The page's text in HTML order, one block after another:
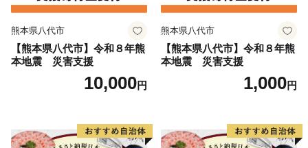
熊本県八代市
【熊本県八代市】令和８年熊
本地震 災害支援
10,000円
熊本県八代市
【熊本県八代市】令和８年熊
本地震 災害支援
1,000円